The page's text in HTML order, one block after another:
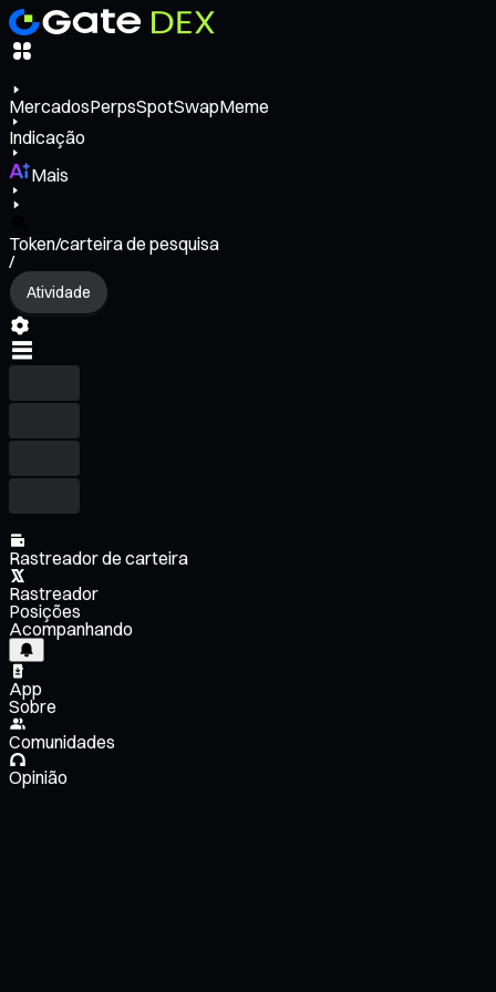
MercadosPerpsSpotSwapMeme
Indicação
Mais
Token/carteira de pesquisa
/
Atividade
Rastreador de carteira
Rastreador
Posições
Acompanhando
App
Sobre
Comunidades
Opinião